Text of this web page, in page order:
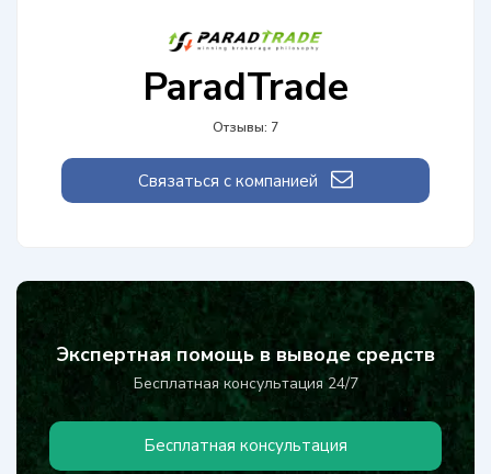
ParadTrade
Отзывы: 7
Связаться с компанией
Экспертная помощь в выводе средств
Бесплатная консультация 24/7
Бесплатная консультация